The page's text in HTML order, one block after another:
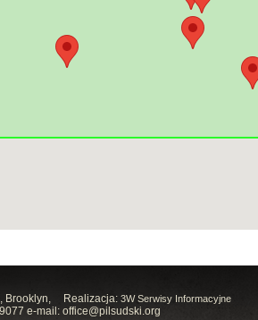
Realizacja: 3W Serwisy Informacyjne
Brooklyn,
e-mail: office@pilsudski.org